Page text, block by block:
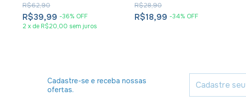
R$39,99 -36% OFF
R$62,90
2 x de R$20,00 sem juros
R$18,99 -34% OFF
R$28,90
Cadastre-se e receba nossas
ofertas.